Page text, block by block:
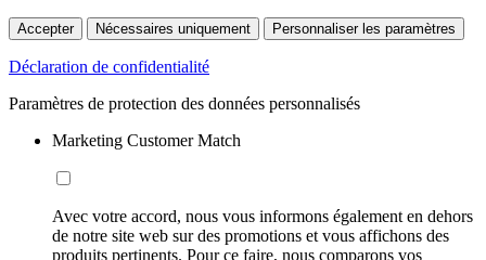
Accepter Nécessaires uniquement Personnaliser les paramètres
Déclaration de confidentialité
Paramètres de protection des données personnalisés
Marketing Customer Match
Avec votre accord, nous vous informons également en dehors
de notre site web sur des promotions et vous affichons des
produits pertinents. Pour ce faire, nous comparons vos